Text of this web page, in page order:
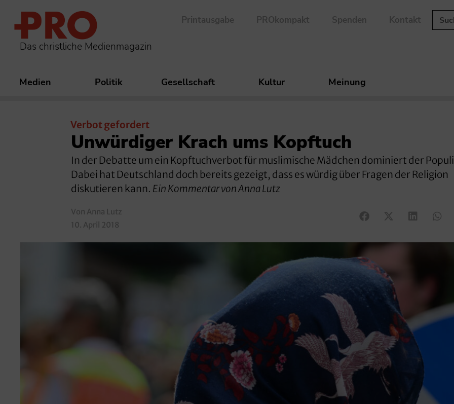
Das christliche Medienmagazin
Printausgabe PROkompakt Spenden Kontakt
Medien Politik Gesellschaft Kultur Meinung
Verbot gefordert
Unwürdiger Krach ums Kopftuch
In der Debatte um ein Kopftuchverbot für muslimische Mädchen dominiert der
Dabei hat Deutschland doch bereits gezeigt, dass es würdig über Fragen der Religion
diskutieren kann. Ein Kommentar von Anna Lutz
Von Anna Lutz
10. April 2018